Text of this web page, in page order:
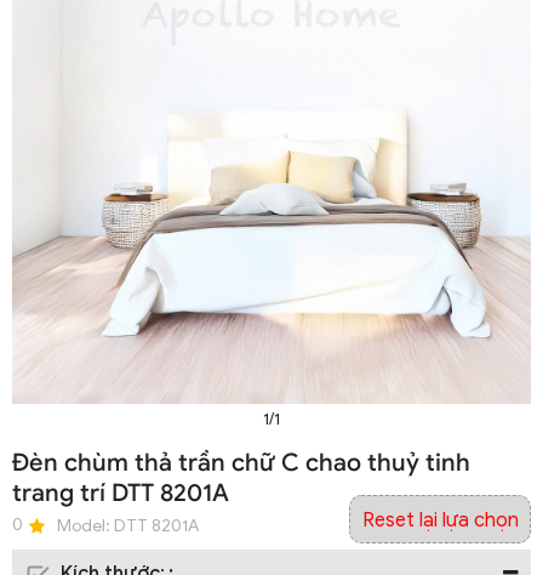
1/1
Đèn chùm thả trần chữ C chao thuỷ tinh
trang trí DTT 8201A
0 Model: DTT 8201A Reset lại lựa chọn